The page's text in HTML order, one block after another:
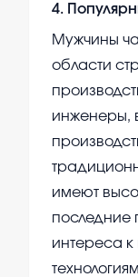
4.
Мужчины
области
инженеры,
имеют
последние
интереса